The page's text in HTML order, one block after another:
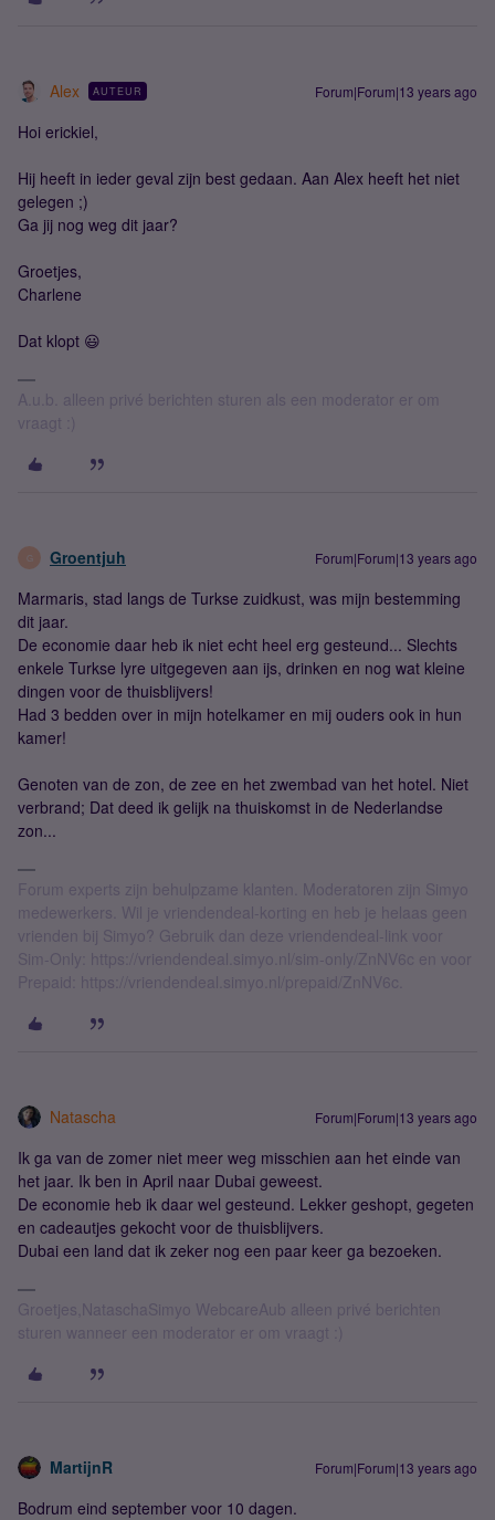
Alex AUTEUR Forum|Forum|13 years ago
Hoi erickiel,
Hij heeft in ieder geval zijn best gedaan. Aan Alex heeft het niet
gelegen ;)
Ga jij nog weg dit jaar?
Groetjes,
Charlene
Dat klopt 😃
A.u.b. alleen privé berichten sturen als een moderator er om
vraagt :)
G Groentjuh Forum|Forum|13 years ago
Marmaris, stad langs de Turkse zuidkust, was mijn bestemming
dit jaar.
De economie daar heb ik niet echt heel erg gesteund... Slechts
enkele Turkse lyre uitgegeven aan ijs, drinken en nog wat kleine
dingen voor de thuisblijvers!
Had 3 bedden over in mijn hotelkamer en mij ouders ook in hun
kamer!
Genoten van de zon, de zee en het zwembad van het hotel. Niet
verbrand; Dat deed ik gelijk na thuiskomst in de Nederlandse
zon...
Forum experts zijn behulpzame klanten. Moderatoren zijn Simyo
medewerkers. Wil je vriendendeal-korting en heb je helaas geen
vrienden bij Simyo? Gebruik dan deze vriendendeal-link voor
Sim-Only: https://vriendendeal.simyo.nl/sim-only/ZnNV6c en voor
Prepaid: https://vriendendeal.simyo.nl/prepaid/ZnNV6c.
Natascha Forum|Forum|13 years ago
Ik ga van de zomer niet meer weg misschien aan het einde van
het jaar. Ik ben in April naar Dubai geweest.
De economie heb ik daar wel gesteund. Lekker geshopt, gegeten
en cadeautjes gekocht voor de thuisblijvers.
Dubai een land dat ik zeker nog een paar keer ga bezoeken.
Groetjes,NataschaSimyo WebcareAub alleen privé berichten
sturen wanneer een moderator er om vraagt :)
MartijnR Forum|Forum|13 years ago
Bodrum eind september voor 10 dagen.